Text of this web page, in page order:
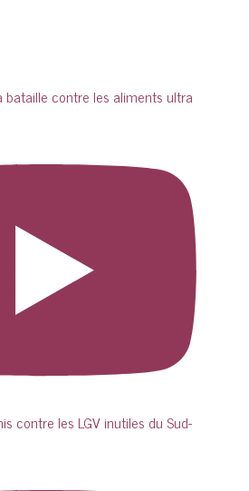
bataille contre les aliments ultra
contre les LGV inutiles du Sud-